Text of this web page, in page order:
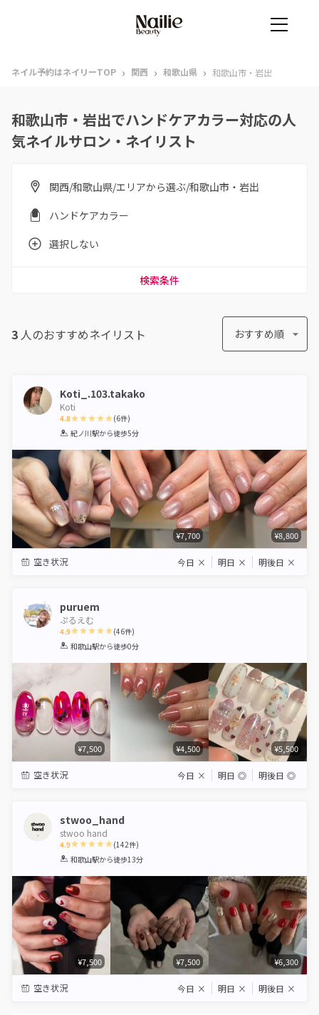
ネイル予約はネイリーTOP › 関西 › 和歌山県 › 和歌山市・岩出
和歌山市・岩出でハンドケアカラー対応の人
気ネイルサロン・ネイリスト
関西/和歌山県/エリアから選ぶ/和歌山市・岩出
ハンドケアカラー
選択しない
検索条件
3 人のおすすめネイリスト おすすめ順
Koti_.103.takako
Koti
4.8
1 2 3 4 5
(6件)
紀ノ川駅から徒歩5分
¥7,700 ¥8,800
空き状況 今日 × 明日 × 明後日 ×
puruem
ぷるえむ
4.9
1 2 3 4 5
(46件)
和歌山駅から徒歩0分
¥7,500 ¥4,500 ¥5,500
空き状況 今日 × 明日 ◎ 明後日 ◎
stwoo_hand
stwoo hand
4.9
1 2 3 4 5
(142件)
和歌山駅から徒歩13分
¥7,500 ¥7,500 ¥6,300
空き状況 今日 × 明日 × 明後日 ×